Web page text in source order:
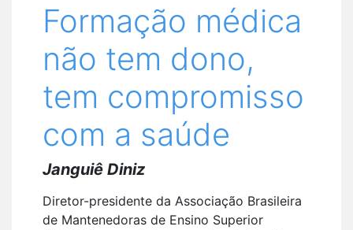
Formação médica
não tem dono,
tem compromisso
com a saúde
Janguiê Diniz
Diretor-presidente da Associação Brasileira
de Mantenedoras de Ensino Superior